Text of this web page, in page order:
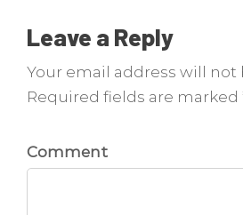
Leave a Reply
Your email address will not
Required fields are marked
Comment